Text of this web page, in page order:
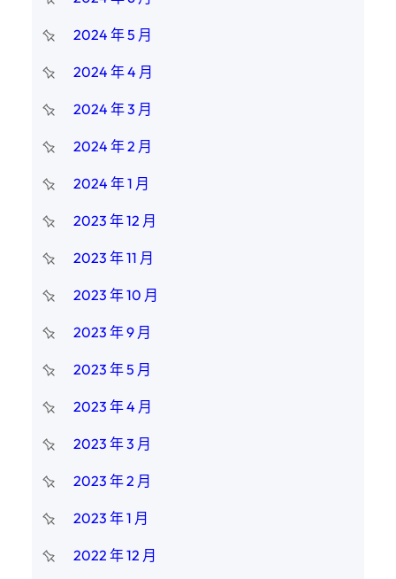
2024 年 5 月
2024 年 4 月
2024 年 3 月
2024 年 2 月
2024 年 1 月
2023 年 12 月
2023 年 11 月
2023 年 10 月
2023 年 9 月
2023 年 5 月
2023 年 4 月
2023 年 3 月
2023 年 2 月
2023 年 1 月
2022 年 12 月